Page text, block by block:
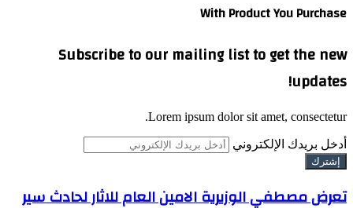
With Product You Purchase
Subscribe to our mailing list to get the new
updates!
Lorem ipsum dolor sit amet, consectetur.
أدخل بريدك الإلكتروني
تعرض مصطفي الوزيرية الامين العام للاثار لحادث سير